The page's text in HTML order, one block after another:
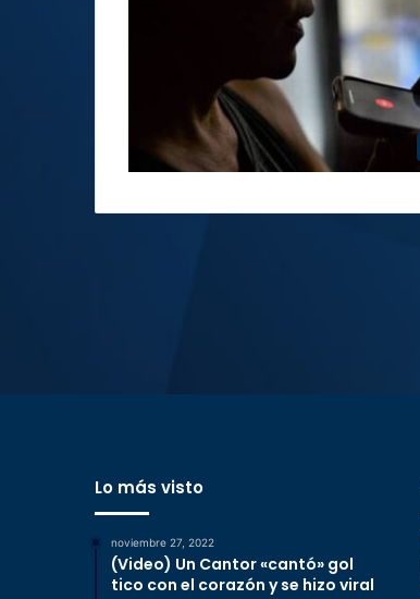
Lo más visto
noviembre 27, 2022
(Video) Un Cantor «cantó» gol
tico con el corazón y se hizo viral